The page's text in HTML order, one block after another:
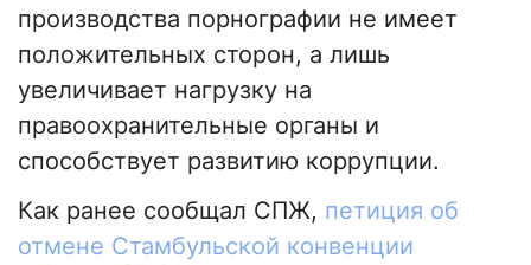
производства порнографии не имеет
положительных сторон, а лишь
увеличивает нагрузку на
правоохранительные органы и
способствует развитию коррупции.
Как ранее сообщал СПЖ, петиция об
отмене Стамбульской конвенции